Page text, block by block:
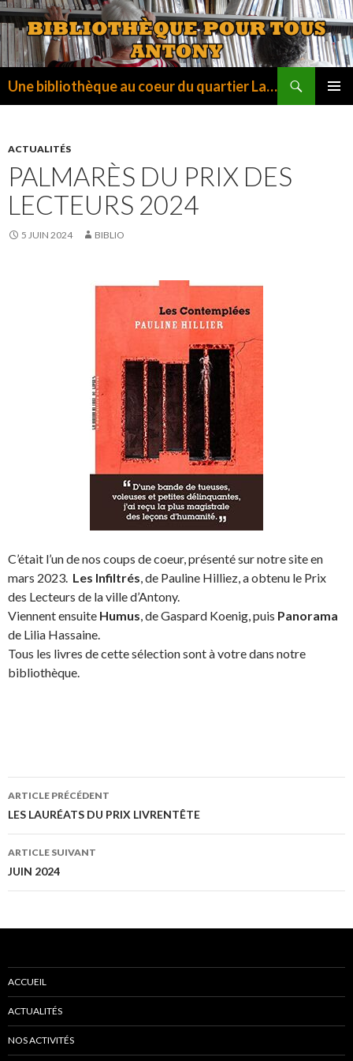
Une bibliothèque au coeur du quartier La Fontaine
ACTUALITÉS
PALMARÈS DU PRIX DES
LECTEURS 2024
5 JUIN 2024 BIBLIO
C’était l’un de nos coups de coeur, présenté sur notre site en
mars 2023. Les Infiltrés, de Pauline Hilliez, a obtenu le Prix
des Lecteurs de la ville d’Antony.
Viennent ensuite Humus, de Gaspard Koenig, puis Panorama
de Lilia Hassaine.
Tous les livres de cette sélection sont à votre dans notre
bibliothèque.
Navigation
des
articles
ARTICLE PRÉCÉDENT
LES LAURÉATS DU PRIX LIVRENTÊTE
ARTICLE SUIVANT
JUIN 2024
ACCUEIL
ACTUALITÉS
NOS ACTIVITÉS